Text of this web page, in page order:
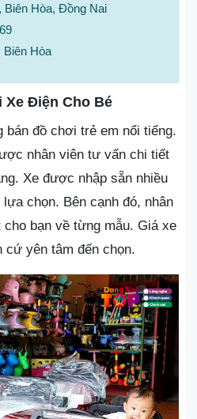
Biên Hòa, Đồng Nai
Biên Hòa
Xe Điện Cho Bé
bán đồ chơi trẻ em nổi tiếng.
nhân viên tư vấn chi tiết
Xe được nhập sẵn nhiều
chọn. Bên cạnh đó, nhân
bạn về từng mẫu. Giá xe
cứ yên tâm đến chọn.